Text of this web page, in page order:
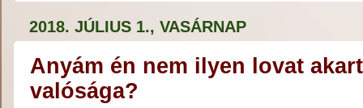
2018. JÚLIUS 1., VASÁRNAP
Anyám én nem ilyen lovat
valósága?